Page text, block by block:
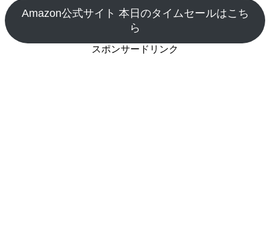
Amazon公式サイト 本日のタイムセールはこち
ら
スポンサードリンク